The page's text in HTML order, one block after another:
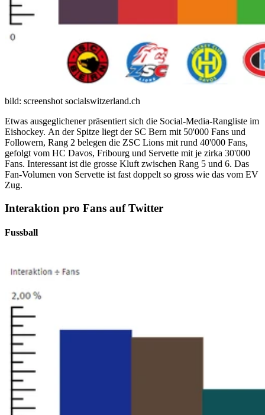
bild: screenshot socialswitzerland.ch
Etwas ausgeglichener präsentiert sich die Social-Media-Rangliste im
Eishockey. An der Spitze liegt der SC Bern mit 50'000 Fans und
Followern, Rang 2 belegen die ZSC Lions mit rund 40'000 Fans,
gefolgt vom HC Davos, Fribourg und Servette mit je zirka 30'000
Fans. Interessant ist die grosse Kluft zwischen Rang 5 und 6. Das
Fan-Volumen von Servette ist fast doppelt so gross wie das vom EV
Zug.
Interaktion pro Fans auf Twitter
Fussball